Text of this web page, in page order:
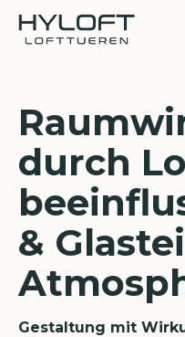
durch
&
Gestaltung mit